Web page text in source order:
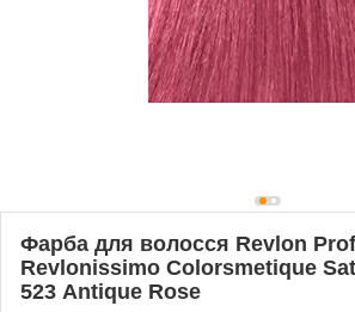
Фарба для волосся Revlon
Revlonissimo Colorsmetique
523 Antique Rose